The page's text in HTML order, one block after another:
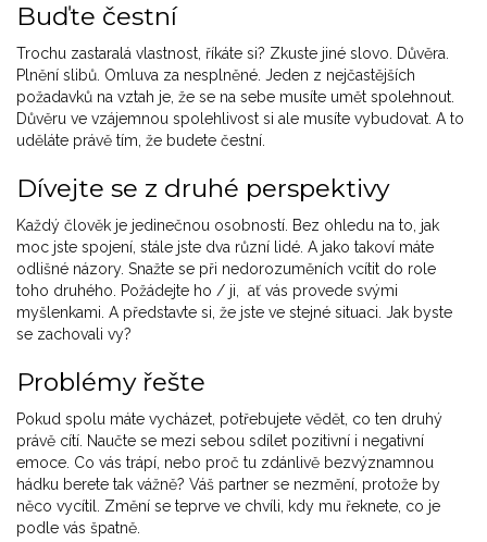
Buďte čestní
Trochu zastaralá vlastnost, říkáte si? Zkuste jiné slovo. Důvěra.
Plnění slibů. Omluva za nesplněné. Jeden z nejčastějších
požadavků na vztah je, že se na sebe musíte umět spolehnout.
Důvěru ve vzájemnou spolehlivost si ale musíte vybudovat. A to
uděláte právě tím, že budete čestní.
Dívejte se z druhé perspektivy
Každý člověk je jedinečnou osobností. Bez ohledu na to, jak
moc jste spojení, stále jste dva různí lidé. A jako takoví máte
odlišné názory. Snažte se při nedorozuměních vcítit do role
toho druhého. Požádejte ho / ji, ať vás provede svými
myšlenkami. A představte si, že jste ve stejné situaci. Jak byste
se zachovali vy?
Problémy řešte
Pokud spolu máte vycházet, potřebujete vědět, co ten druhý
právě cítí. Naučte se mezi sebou sdílet pozitivní i negativní
emoce. Co vás trápí, nebo proč tu zdánlivě bezvýznamnou
hádku berete tak vážně? Váš partner se nezmění, protože by
něco vycítil. Změní se teprve ve chvíli, kdy mu řeknete, co je
podle vás špatně.